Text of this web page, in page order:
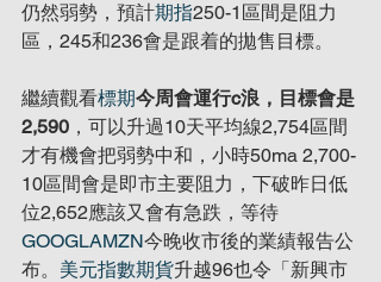
仍然弱勢，預計期指250-1區間是阻力
區，245和236會是跟着的拋售目標。
繼續觀看標期今周會運行c浪，目標會是
2,590 ，可以升過10天平均線2,754區間
才有機會把弱勢中和，小時50ma 2,700-
10區間會是即市主要阻力，下破昨日低
位2,652應該又會有急跌，等待
GOOGLAMZN今晚收市後的業績報告公
布。 美元指數期貨升越96也令「新興市